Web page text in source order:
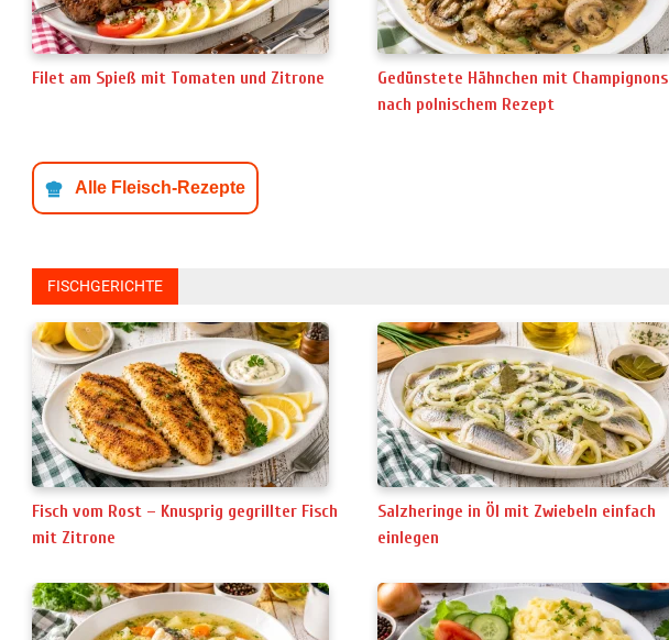
Filet am Spieß mit Tomaten und Zitrone
Gedünstete Hähnchen mit Champignons
nach polnischem Rezept
Alle Fleisch-Rezepte
FISCHGERICHTE
Fisch vom Rost – Knusprig gegrillter Fisch
mit Zitrone
Salzheringe in Öl mit Zwiebeln einfach
einlegen